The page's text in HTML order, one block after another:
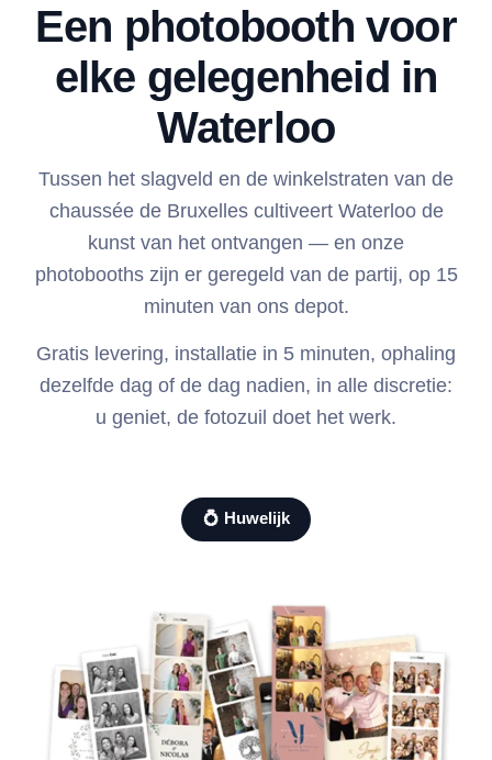
Een photobooth voor
elke gelegenheid in
Waterloo
Tussen het slagveld en de winkelstraten van de
chaussée de Bruxelles cultiveert Waterloo de
kunst van het ontvangen — en onze
photobooths zijn er geregeld van de partij, op 15
minuten van ons depot.
Gratis levering, installatie in 5 minuten, ophaling
dezelfde dag of de dag nadien, in alle discretie:
u geniet, de fotozuil doet het werk.
💍 Huwelijk